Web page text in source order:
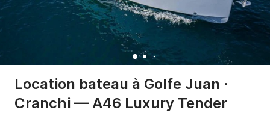
Location bateau à Golfe Juan ·
Cranchi — A46 Luxury Tender